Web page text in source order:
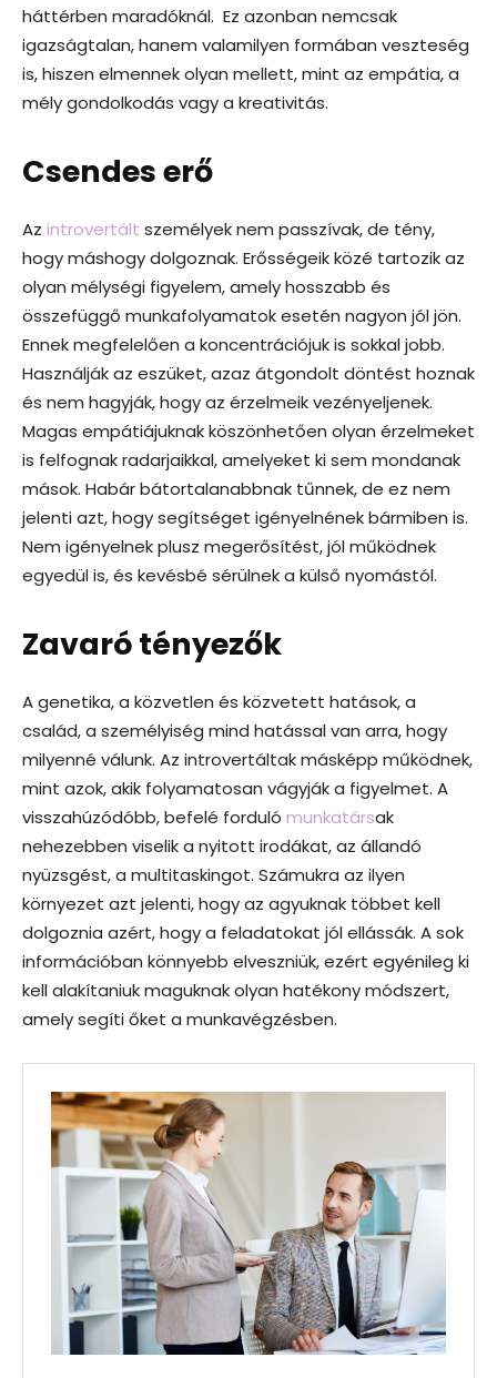
háttérben maradóknál. Ez azonban nemcsak
igazságtalan, hanem valamilyen formában veszteség
is, hiszen elmennek olyan mellett, mint az empátia, a
mély gondolkodás vagy a kreativitás.
Csendes erő
Az introvertált személyek nem passzívak, de tény,
hogy máshogy dolgoznak. Erősségeik közé tartozik az
olyan mélységi figyelem, amely hosszabb és
összefüggő munkafolyamatok esetén nagyon jól jön.
Ennek megfelelően a koncentrációjuk is sokkal jobb.
Használják az eszüket, azaz átgondolt döntést hoznak
és nem hagyják, hogy az érzelmeik vezényeljenek.
Magas empátiájuknak köszönhetően olyan érzelmeket
is felfognak radarjaikkal, amelyeket ki sem mondanak
mások. Habár bátortalanabbnak tűnnek, de ez nem
jelenti azt, hogy segítséget igényelnének bármiben is.
Nem igényelnek plusz megerősítést, jól működnek
egyedül is, és kevésbé sérülnek a külső nyomástól.
Zavaró tényezők
A genetika, a közvetlen és közvetett hatások, a
család, a személyiség mind hatással van arra, hogy
milyenné válunk. Az introvertáltak másképp működnek,
mint azok, akik folyamatosan vágyják a figyelmet. A
visszahúzódóbb, befelé forduló munkatársak
nehezebben viselik a nyitott irodákat, az állandó
nyüzsgést, a multitaskingot. Számukra az ilyen
környezet azt jelenti, hogy az agyuknak többet kell
dolgoznia azért, hogy a feladatokat jól ellássák. A sok
információban könnyebb elveszniük, ezért egyénileg ki
kell alakítaniuk maguknak olyan hatékony módszert,
amely segíti őket a munkavégzésben.